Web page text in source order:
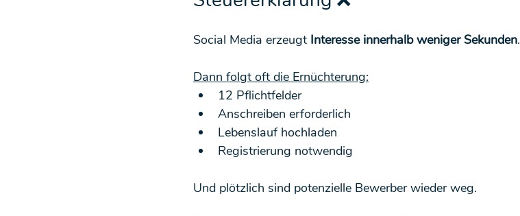
Social Media erzeugt Interesse innerhalb weniger Sekunden.
Dann folgt oft die Ernüchterung:
12 Pflichtfelder
Anschreiben erforderlich
Lebenslauf hochladen
Registrierung notwendig
Und plötzlich sind potenzielle Bewerber wieder weg.